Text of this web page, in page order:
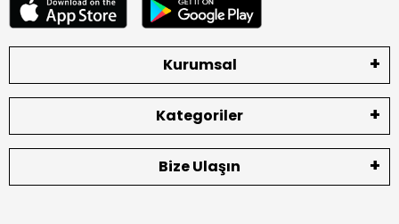
Kurumsal
Kategoriler
Bize Ulaşın